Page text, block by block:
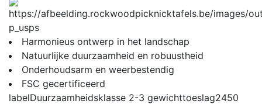
p_usps
Harmonieus ontwerp in het landschap
Natuurlijke duurzaamheid en robuustheid
Onderhoudsarm en weerbestendig
FSC gecertificeerd
labelDuurzaamheidsklasse 2-3 gewichttoeslag2450